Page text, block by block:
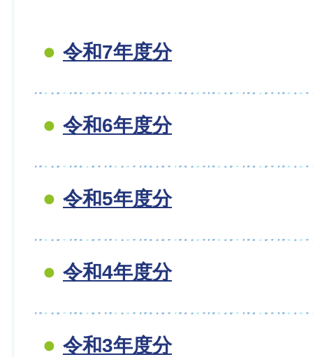
令和7年度分
令和6年度分
令和5年度分
令和4年度分
令和3年度分